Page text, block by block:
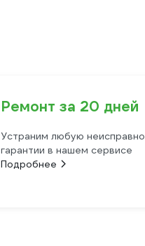
Ремонт за 20 дней
Устраним любую
гарантии в нашем сервисе
Подробнее